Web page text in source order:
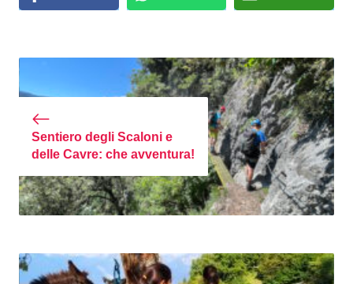
Sentiero degli Scaloni e
delle Cavre: che avventura!